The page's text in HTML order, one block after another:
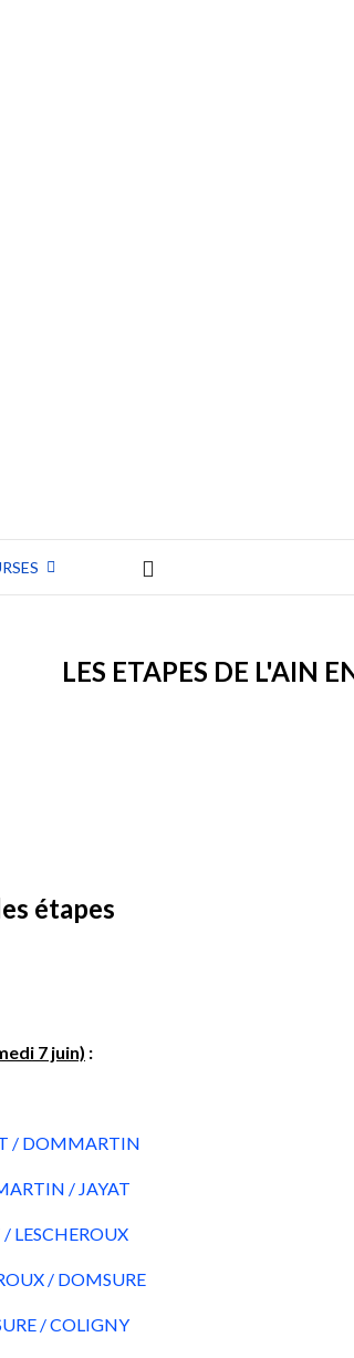
LES ETAPES DE L'AIN
étapes
7 juin) :
/ DOMMARTIN
/ JAYAT
/ LESCHEROUX
/ DOMSURE
/ COLIGNY